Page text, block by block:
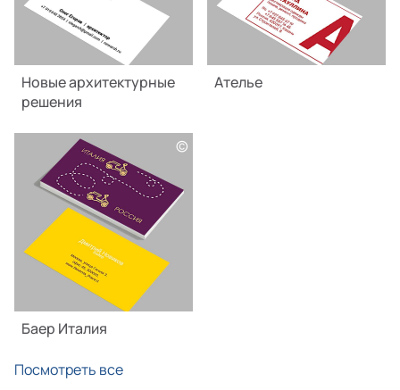
Новые архитектурные
решения
Ателье
©
Баер Италия
Посмотреть все